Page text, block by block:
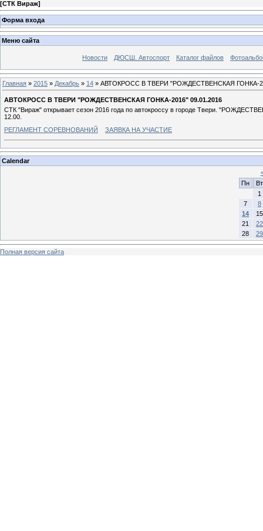
[СТК Вираж]
Форма входа
Меню сайта
Новости ДЮСШ. Автоспорт Каталог файлов
Главная » 2015 » Декабрь » 14 » АВТОКРОСС В ТВЕРИ "РОЖДЕСТВЕНСКАЯ ГОНКА-
АВТОКРОСС В ТВЕРИ "РОЖДЕСТВЕНСКАЯ ГОНКА-2016" 09.01.2016
СТК "Вираж" открывает сезон 2016 года по автокроссу в городе Твери.
12.00.
РЕГЛАМЕНТ СОРЕВНОВАНИЙ
ЗАЯВКА НА УЧАСТИЕ
Calendar
Пн
Вт
1
7
8
14
15
21
22
28
29
Полная версия сайта